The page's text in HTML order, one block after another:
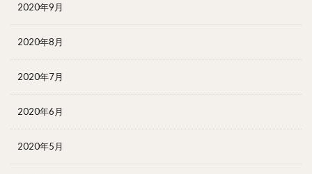
2020年9月
2020年8月
2020年7月
2020年6月
2020年5月